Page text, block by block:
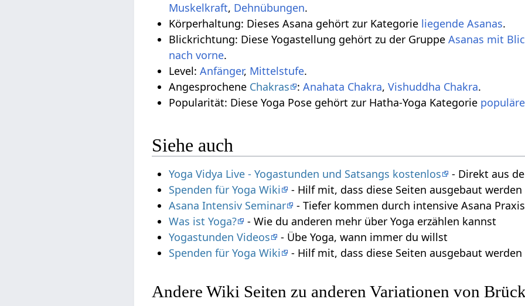
Muskelkraft, Dehnübungen.
Körperhaltung: Dieses Asana gehört zur Kategorie liegende Asanas.
Blickrichtung: Diese Yogastellung gehört zu der GruppeAsanas mit
nach vorne.
Level:Anfänger, Mittelstufe.
Angesprochene Chakras :Anahata Chakra,Vishuddha Chakra.
Popularität: Diese Yoga Pose gehört zur Hatha-Yoga Kategorie
Siehe auch
Yoga Vidya Live - Yogastunden und Satsangs kostenlos
- Direkt aus
Spenden für Yoga Wiki
- Hilf mit, dass diese Seiten ausgebaut
Asana Intensiv Seminar
- Tiefer kommen durch intensive Asana Praxis
Was ist Yoga?
- Wie du anderen mehr über Yoga erzählen kannst
Yogastunden Videos
- Übe Yoga, wann immer du willst
Spenden für Yoga Wiki
- Hilf mit, dass diese Seiten ausgebaut
Andere Wiki Seiten zu anderen Variationen von